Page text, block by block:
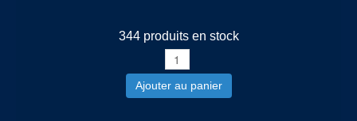
344 produits en stock
Ajouter au panier